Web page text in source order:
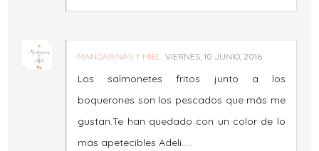
MANDARINAS Y MIEL VIERNES, 10 JUNIO, 2016
Los salmonetes fritos junto a los
boquerones son los pescados que más me
gustan.Te han quedado con un color de lo
más apetecibles Adeli.....